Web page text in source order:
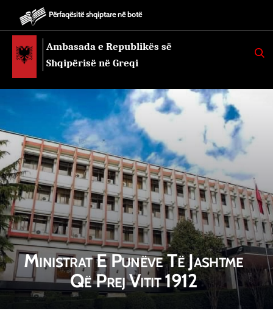
Përfaqësitë shqiptare në botë
Ambasada e Republikës së
Shqipërisë në Greqi
K
E
Ministrat E Punëve Të Jashtme
Që Prej Vitit 1912